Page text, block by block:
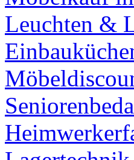
Leuchten &